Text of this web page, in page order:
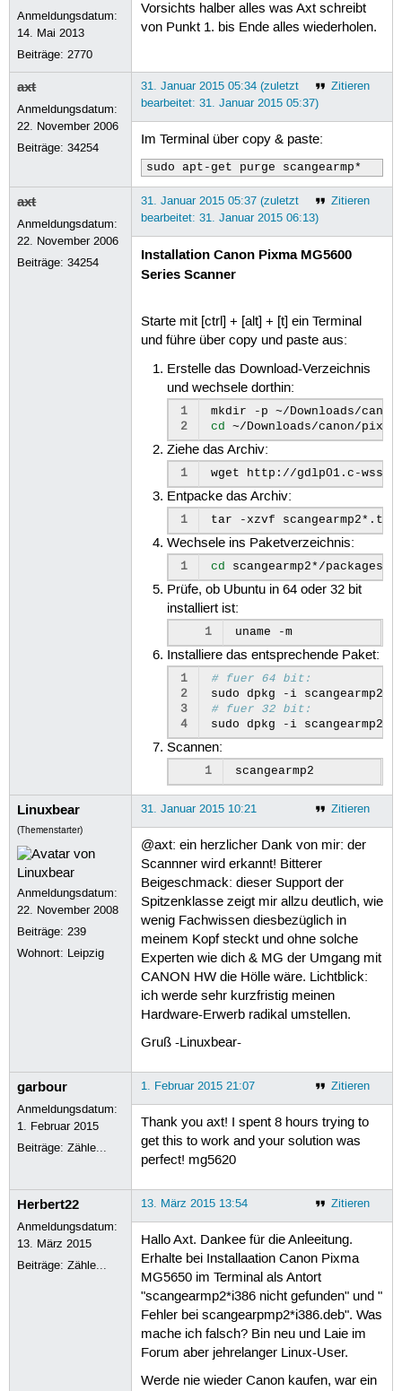
Anmeldungsdatum:
14. Mai 2013
Beiträge:2770
Vorsichts halber alles was Axt schreibt
von Punkt 1. bis Ende alles wiederholen.
axt
Anmeldungsdatum:
22. November 2006
Beiträge:34254
Zitieren
31. Januar 2015 05:34 (zuletzt
bearbeitet: 31. Januar 2015 05:37)
Im Terminal über copy & paste:
sudo apt-get purge scangearmp*
axt
Anmeldungsdatum:
22. November 2006
Beiträge:34254
Zitieren
31. Januar 2015 05:37 (zuletzt
bearbeitet: 31. Januar 2015 06:13)
Installation Canon Pixma MG5600
Series Scanner
Starte mit [ctrl] + [alt] + [t] ein Terminal
und führe über copy und paste aus:
Erstelle das Download-Verzeichnis
und wechsele dorthin:
1
2
mkdir
-p
cd
Ziehe das Archiv:
1 wget
Entpacke das Archiv:
1 tar -xzvf
Wechsele ins Paketverzeichnis:
1 cd
Prüfe, ob Ubuntu in 64 oder 32 bit
installiert ist:
1 uname -m
Installiere das entsprechende Paket:
1
2
3
4
# fuer 64 bit:
sudo
dpkg
-i
# fuer 32 bit:
sudo
dpkg -i
Scannen:
1
Linuxbear
(Themenstarter)
Anmeldungsdatum:
22. November 2008
Beiträge:239
Wohnort: Leipzig
Zitieren
31. Januar 2015 10:21
@axt: ein herzlicher Dank von mir: der
Scannner wird erkannt! Bitterer
Beigeschmack: dieser Support der
Spitzenklasse zeigt mir allzu deutlich, wie
wenig Fachwissen diesbezüglich in
meinem Kopf steckt und ohne solche
Experten wie dich & MG der Umgang mit
CANON HW die Hölle wäre. Lichtblick:
ich werde sehr kurzfristig meinen
Hardware-Erwerb radikal umstellen.
Gruß -Linuxbear-
garbour
Anmeldungsdatum:
1. Februar 2015
Beiträge:Zähle...
Zitieren
1. Februar 2015 21:07
Thank you axt! I spent 8 hours trying to
get this to work and your solution was
perfect! mg5620
Herbert22
Anmeldungsdatum:
13. März 2015
Beiträge:Zähle...
Zitieren
13. März 2015 13:54
Hallo Axt. Dankee für die Anleeitung.
Erhalte bei Installaation Canon Pixma
MG5650 im Terminal als Antort
"scangearmp2*i386 nicht gefunden" und "
Fehler bei scangearpmp2*i386.deb". Was
mache ich falsch? Bin neu und Laie im
Forum aber jehrelanger Linux-User.
Werde nie wieder Canon kaufen, war ein